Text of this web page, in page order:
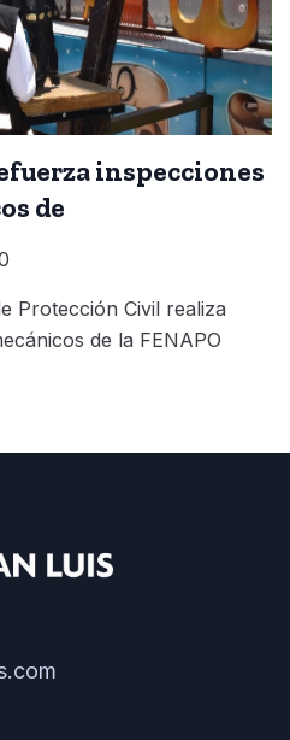
inspecciones
de
Protección Civil realiza
de la FENAPO